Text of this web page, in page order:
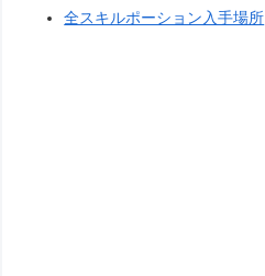
全スキルポーション入手場所